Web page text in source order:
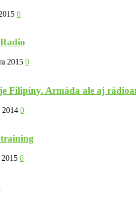
0
2015 0
Filipíny. Armáda ale aj
2014 0
2015 0